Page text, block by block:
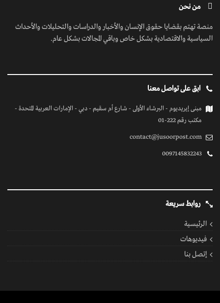
من نحن
منصة تهتم بقضايا حقوق الإنسان والأخبار والدراسات والتحليلات والأحداث
السياسية والاقتصادية بشكل خاص وباقي المجالات بشكل عام.
ابق على تواصل معنا
مبنى إيريديوم - البرشاء الأولى - شارع أم سقيم - دبي - الإمارات العربية المتحدة -
مكتب رقم 222-01
contact@jusoorpost.com
0097145832243
روابط سريعة
الرئيسية
فيديوهات
إتصل بنا